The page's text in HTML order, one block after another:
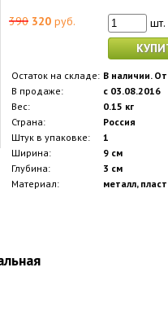
390 320 руб.
шт.
Остаток на складе: В наличии.
В продаже:
с 03.08.2016
Вес:
0.15 кг
Страна:
Россия
Штук в упаковке:
1
Ширина:
9 см
Глубина:
3 см
Материал:
металл,